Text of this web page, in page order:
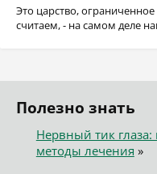
Это царство,
считаем, - на самом деле
Полезно знать
Нервный тик
методы лечения »